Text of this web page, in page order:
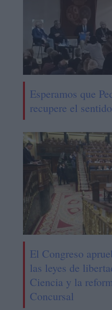
Esperamos que
recupere el
El Congreso
las leyes de
Ciencia y la
Concursal